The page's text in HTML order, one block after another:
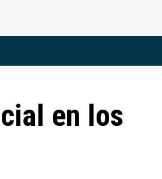
en los